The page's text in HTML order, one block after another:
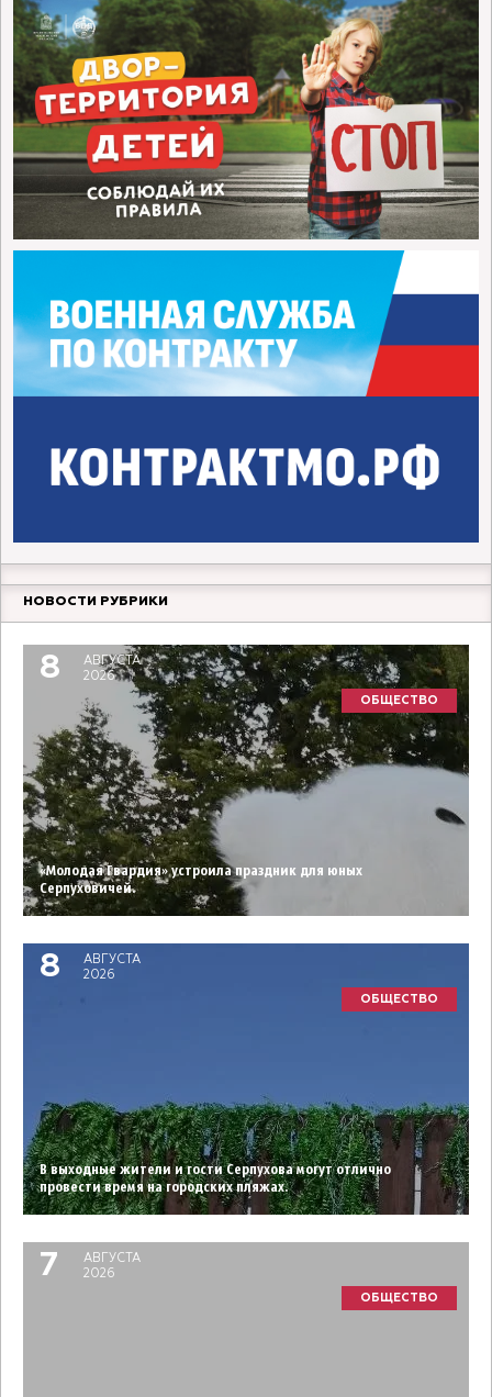
НОВОСТИ РУБРИКИ
8
АВГУСТА
2026
ОБЩЕСТВО
«Молодая Гвардия» устроила праздник для юных
Серпуховичей.
8
АВГУСТА
2026
ОБЩЕСТВО
В выходные жители и гости Серпухова могут отлично
провести время на городских пляжах.
7
АВГУСТА
2026
ОБЩЕСТВО